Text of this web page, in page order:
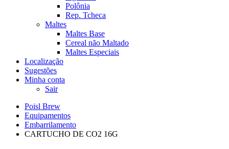
Polônia
Rep. Tcheca
Maltes
Maltes Base
Cereal não Maltado
Maltes Especiais
Localização
Sugestões
Minha conta
Sair
Poisl Brew
Equipamentos
Embarrilamento
CARTUCHO DE CO2 16G